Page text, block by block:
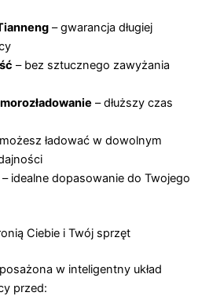
– gwarancja długiej
– bez sztucznego zawyżania
– dłuższy czas
ładować w dowolnym
– idealne dopasowanie do Twojego
Ciebie i Twój sprzęt
w inteligentny układ
przed: